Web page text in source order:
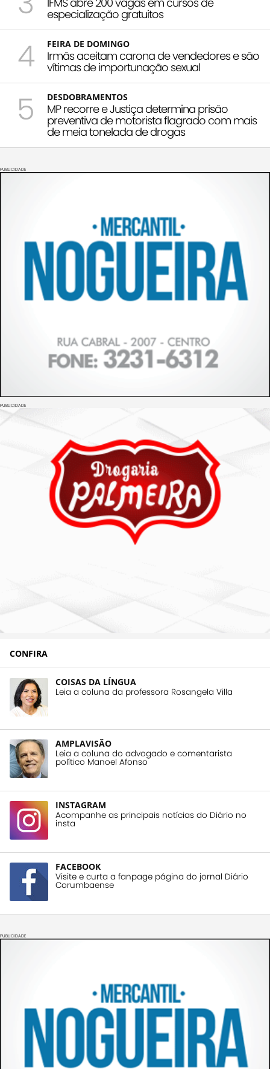
especialização gratuitos
4 FEIRA DE DOMINGO
Irmãs aceitam carona de vendedores e são
vítimas de importunação sexual
5 DESDOBRAMENTOS
MP recorre e Justiça determina prisão
preventiva de motorista flagrado com mais
de meia tonelada de drogas
PUBLICIDADE
PUBLICIDADE
CONFIRA
COISAS DA LÍNGUA
Leia a coluna da professora Rosangela Villa
AMPLAVISÃO
Leia a coluna do advogado e comentarista
político Manoel Afonso
INSTAGRAM
Acompanhe as principais notícias do Diário no
insta
FACEBOOK
Visite e curta a fanpage página do jornal Diário
Corumbaense
PUBLICIDADE